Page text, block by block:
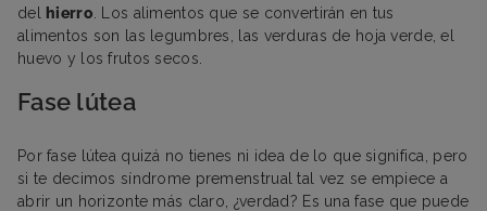
del
hierro . Los alimentos que se convertirán en tus
alimentos son las legumbres, las verduras de hoja verde, el
huevo y los frutos secos.
Fase lútea
Por fase lútea quizá no tienes ni idea de lo que significa, pero
si te decimos síndrome premenstrual tal vez se empiece a
abrir un horizonte más claro, ¿verdad? Es una fase que puede